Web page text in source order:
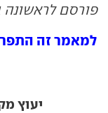
פורסם לראשונה ב-
למאמר זה התפרסמו 0
יעוץ